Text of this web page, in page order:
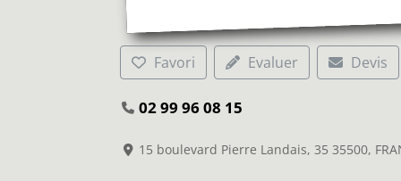
Favori Evaluer Devis
02 99 96 08 15
15 boulevard Pierre Landais, 35 35500,